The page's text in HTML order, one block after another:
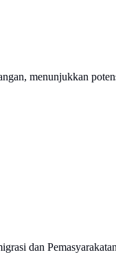
menunjukkan
dan